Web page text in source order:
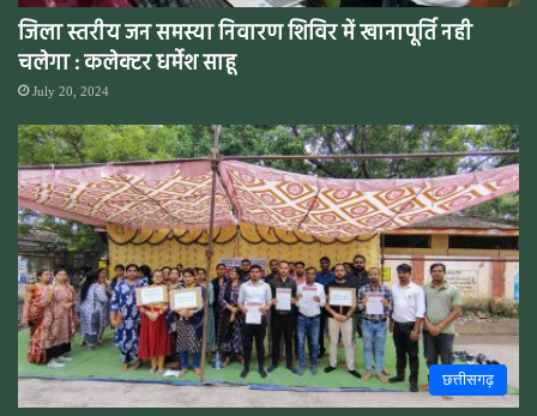
जिला स्तरीय जन समस्या निवारण शिविर में खानापूर्ति नही
चलेगा : कलेक्टर धर्मेश साहू
July 20, 2024
छत्तीसगढ़